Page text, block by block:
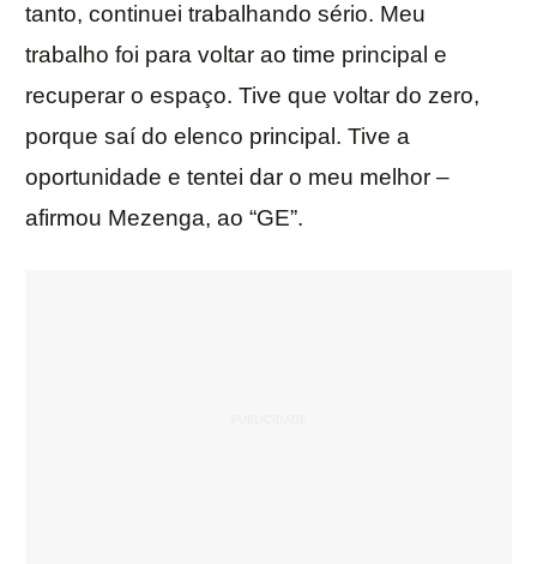
tanto, continuei trabalhando sério. Meu
trabalho foi para voltar ao time principal e
recuperar o espaço. Tive que voltar do zero,
porque saí do elenco principal. Tive a
oportunidade e tentei dar o meu melhor –
afirmou Mezenga, ao “GE”.